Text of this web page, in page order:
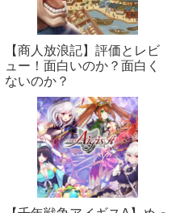
【商人放浪‪記】評価とレビ
ュー！面白いのか？面白く
ないのか？